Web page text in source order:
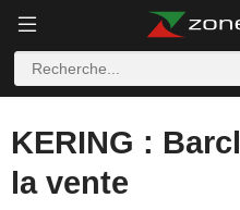
KERING :
la vente